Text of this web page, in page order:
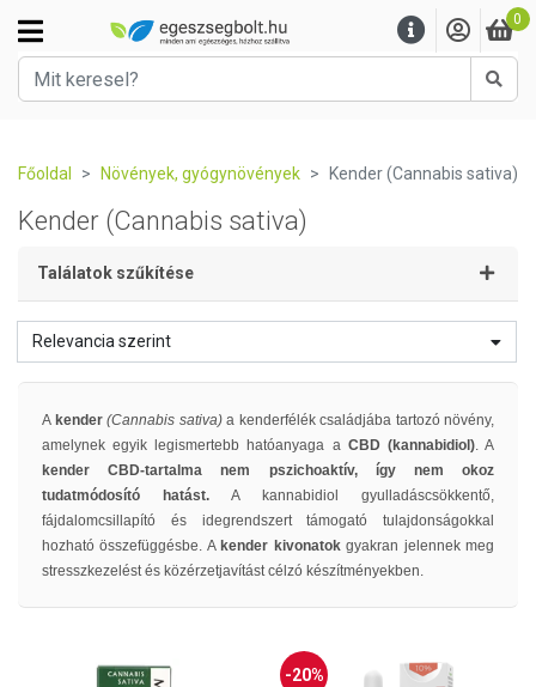
0
Főoldal Növények, gyógynövények Kender (Cannabis sativa)
Kender (Cannabis sativa)
Találatok szűkítése
Relevancia szerint
A kender (Cannabis sativa)a kenderfélék családjába tartozó növény,
amelynek egyik legismertebb hatóanyaga a CBD (kannabidiol). A
kender
CBD-tartalma nem pszichoaktív, így nem okoz
tudatmódosító hatást. A kannabidiol gyulladáscsökkentő,
fájdalomcsillapító és idegrendszert támogató tulajdonságokkal
hozható összefüggésbe. A kender kivonatokgyakran jelennek meg
stresszkezelést és közérzetjavítást célzó készítményekben.
-20%